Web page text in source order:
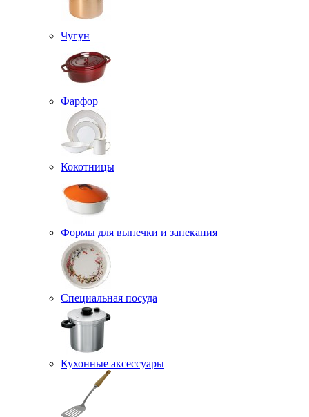
Чугун
Фарфор
Кокотницы
Формы для выпечки и запекания
Специальная посуда
Кухонные аксессуары